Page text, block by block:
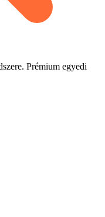
Prémium egyedi